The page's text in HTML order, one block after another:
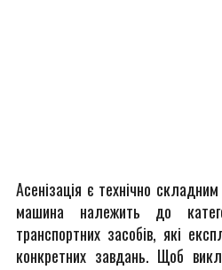
Асенізація є технічно
машина належить до
транспортних засобів, які
конкретних завдань. Щоб